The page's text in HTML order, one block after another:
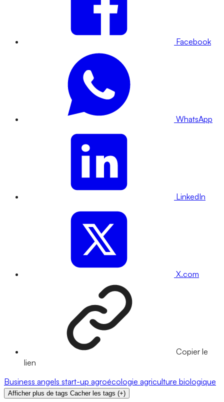
Facebook
WhatsApp
LinkedIn
X.com
Copier le
lien
Business angels start-up agroécologie agriculture biologique
Afficher plus de tags Cacher les tags (+)